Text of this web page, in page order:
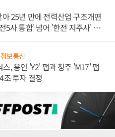
25년 만에 전력산업 구조개편
5사 통합' 넘어 '한전 지주사' 재편
보통신
스, 용인 'Y2' 팹과 청주 'M17' 팹
조 투자 결정